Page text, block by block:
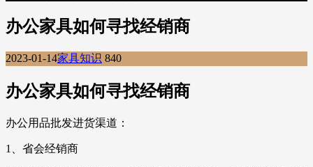
办公家具如何寻找经销商
2023-01-14家具知识 840
办公家具如何寻找经销商
办公用品批发进货渠道：
1、省会经销商